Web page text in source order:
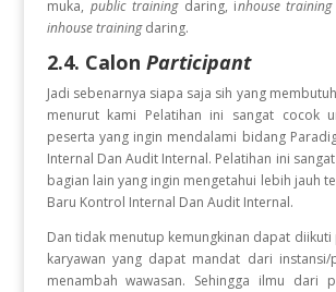
muka, public trainingdaring, inhouse training
inhouse trainingdaring.
2.4. Calon Participant
Jadi sebenarnya siapa saja sih yang
menurut kami Pelatihan ini sangat cocok
peserta yang ingin mendalami bidang
Internal Dan Audit Internal. Pelatihan ini
bagian lain yang ingin mengetahui lebih jauh
Baru Kontrol Internal Dan Audit Internal.
Dan tidak menutup kemungkinan dapat diikuti
karyawan yang dapat mandat dari instansi/
menambah wawasan. Sehingga ilmu dari